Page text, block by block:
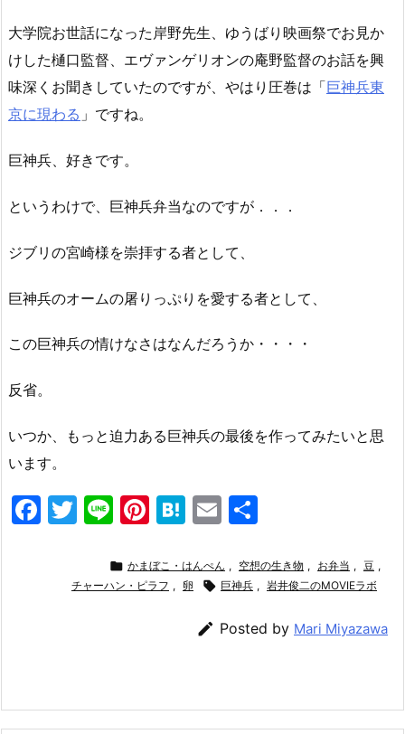
大学院お世話になった岸野先生、ゆうばり映画祭でお見か
けした樋口監督、エヴァンゲリオンの庵野監督のお話を興
味深くお聞きしていたのですが、やはり圧巻は「巨神兵東
京に現わる 」ですね。
巨神兵、好きです。
というわけで、巨神兵弁当なのですが．．．
ジブリの宮崎様を崇拝する者として、
巨神兵のオームの屠りっぷりを愛する者として、
この巨神兵の情けなさはなんだろうか・・・・
反省。
いつか、もっと迫力ある巨神兵の最後を作ってみたいと思
います。
F
k
T
er
Li
e
Pi
er
e
H
e
n
a
E
ai
l
 かまぼこ・はんぺん , 空想の生き物 , お弁当 , 豆 ,
チャーハン・ピラフ , 卵  巨神兵 , 岩井俊二のMOVIEラボ
 Posted by Mari Miyazawa